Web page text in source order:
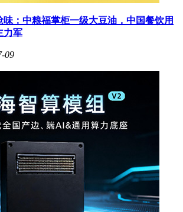
味：中粮福掌柜一级大豆油，中国餐饮用
力军
09